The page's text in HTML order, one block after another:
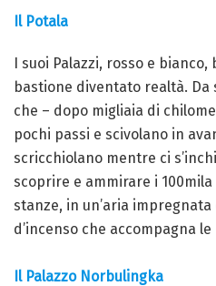
Il Potala
I suoi Palazzi, rosso e
bastione diventato realtà.
che – dopo migliaia di
pochi passi e scivolano in
scricchiolano mentre ci
scoprire e ammirare i
stanze, in un’aria
d’incenso che accompagna
Il Palazzo Norbulingka